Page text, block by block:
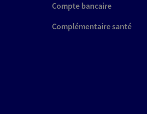
Compte bancaire
Complémentaire santé